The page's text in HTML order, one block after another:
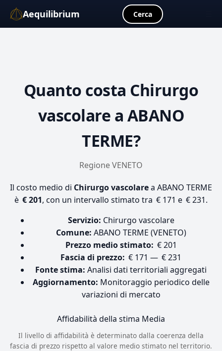
Aequilibrium Cerca
Quanto costa Chirurgo
vascolare a ABANO
TERME?
Regione VENETO
Il costo medio di Chirurgo vascolarea ABANO TERME
è € 201, con un intervallo stimato tra € 171 e € 231.
Servizio: Chirurgo vascolare
Comune: ABANO TERME (VENETO)
Prezzo medio stimato: € 201
Fascia di prezzo: € 171 — € 231
Fonte stima: Analisi dati territoriali aggregati
Aggiornamento: Monitoraggio periodico delle
variazioni di mercato
Affidabilità della stima Media
Il livello di affidabilità è determinato dalla coerenza della
fascia di prezzo rispetto al valore medio stimato nel territorio.